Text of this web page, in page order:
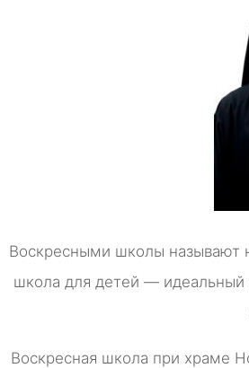
Воскресными школы называют
школа для детей — идеальный
Воскресная школа при храме